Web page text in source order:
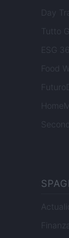
Day
Tutto
ESG
Food